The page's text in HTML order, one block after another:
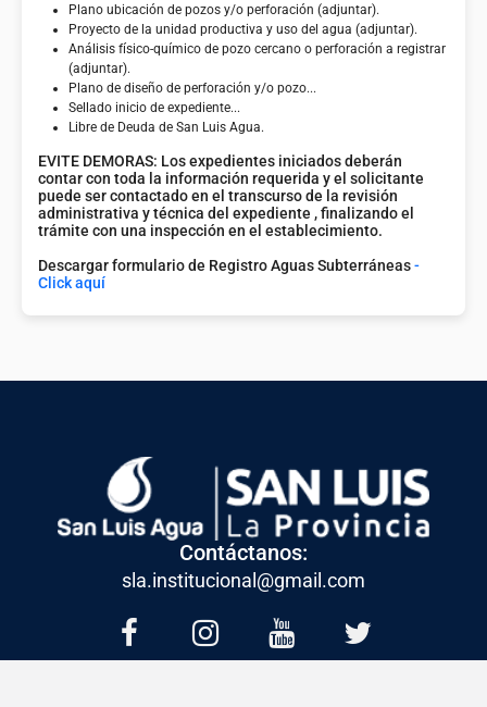
Plano ubicación de pozos y/o perforación (adjuntar).
Proyecto de la unidad productiva y uso del agua (adjuntar).
Análisis físico-químico de pozo cercano o perforación a registrar
(adjuntar).
Plano de diseño de perforación y/o pozo...
Sellado inicio de expediente...
Libre de Deuda de San Luis Agua.
EVITE DEMORAS: Los expedientes iniciados deberán
contar con toda la información requerida y el solicitante
puede ser contactado en el transcurso de la revisión
administrativa y técnica del expediente , finalizando el
trámite con una inspección en el establecimiento.
Descargar formulario de Registro Aguas Subterráneas-
Click aquí
Contáctanos:
sla.institucional@gmail.com